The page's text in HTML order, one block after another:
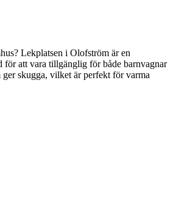
Lekplatsen i Olofström är en
för att vara tillgänglig för både barnvagnar
ger skugga, vilket är perfekt för varma